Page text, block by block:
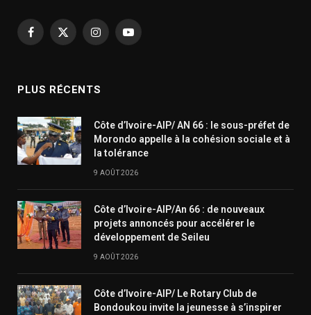
Facebook
X
InstagramYouTube
PLUS RÉCENTS
Côte d’Ivoire-AIP/ AN 66 : le sous-préfet de
Morondo appelle à la cohésion sociale et à
la tolérance
9 AOÛT 2026
Côte d’Ivoire-AIP/An 66 : de nouveaux
projets annoncés pour accélérer le
développement de Seileu
9 AOÛT 2026
Côte d’Ivoire-AIP/ Le Rotary Club de
Bondoukou invite la jeunesse à s’inspirer